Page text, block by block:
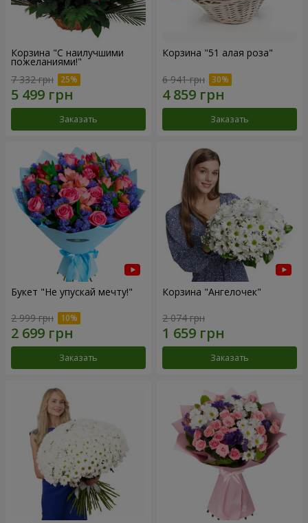
Корзина "С наилучшими
пожеланиями!"
7 332 грн
Заказать
Корзина "51 алая роза"
6 941 грн
Заказать
Букет "Не упускай мечту!"
2 999 грн
Заказать
Корзина "Ангелочек"
2 074 грн
Заказать